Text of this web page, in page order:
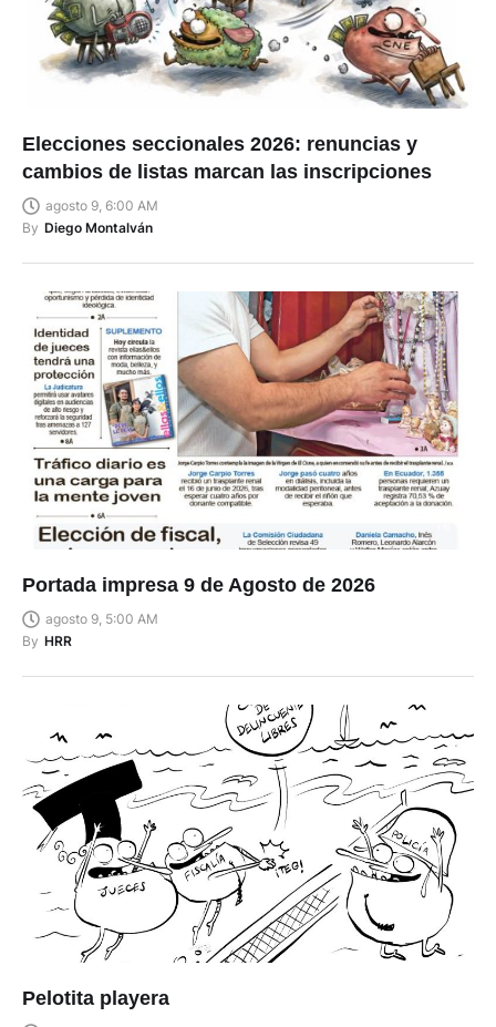
Elecciones seccionales 2026: renuncias y
cambios de listas marcan las inscripciones
agosto 9, 6:00 AM
By Diego Montalván
Portada impresa 9 de Agosto de 2026
agosto 9, 5:00 AM
By HRR
Pelotita playera